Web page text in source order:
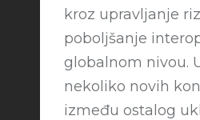
kroz upravljanje
poboljšanje
globalnom nivou.
nekoliko novih
između ostalog